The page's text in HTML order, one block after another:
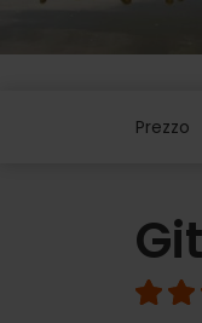
Prezzo